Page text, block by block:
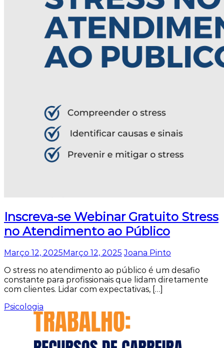
Inscreva-se Webinar Gratuito Stress
no Atendimento ao Público
Março 12, 2025 Março 12, 2025 Joana Pinto
O stress no atendimento ao público é um desafio
constante para profissionais que lidam diretamente
com clientes. Lidar com expectativas, […]
Psicologia